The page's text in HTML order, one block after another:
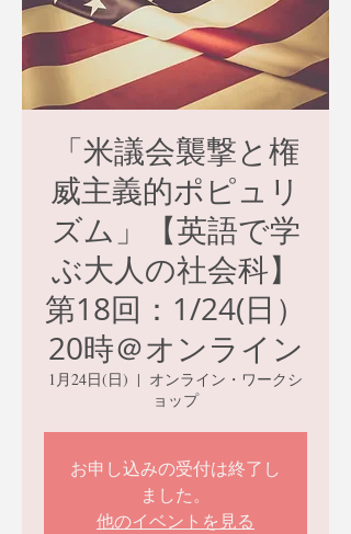
「米議会襲撃と権
威主義的ポピュリ
ズム」【英語で学
ぶ大人の社会科】
第18回：1/24(日）
20時＠オンライン
1月24日(日)
  |
オンライン・ワークシ
ョップ
お申し込みの受付は終了し
ました。
他のイベントを見る